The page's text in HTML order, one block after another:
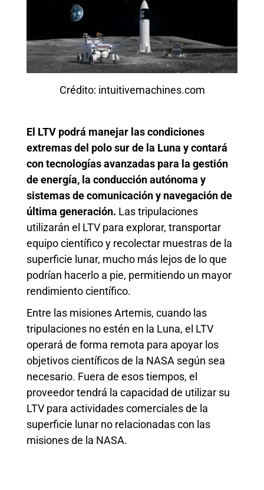
Crédito: intuitivemachines.com
El LTV podrá manejar las condiciones
extremas del polo sur de la Luna y contará
con tecnologías avanzadas para la gestión
de energía, la conducción autónoma y
sistemas de comunicación y navegación de
última generación. Las tripulaciones
utilizarán el LTV para explorar, transportar
equipo científico y recolectar muestras de la
superficie lunar, mucho más lejos de lo que
podrían hacerlo a pie, permitiendo un mayor
rendimiento científico.
Entre las misiones Artemis, cuando las
tripulaciones no estén en la Luna, el LTV
operará de forma remota para apoyar los
objetivos científicos de la NASA según sea
necesario. Fuera de esos tiempos, el
proveedor tendrá la capacidad de utilizar su
LTV para actividades comerciales de la
superficie lunar no relacionadas con las
misiones de la NASA.